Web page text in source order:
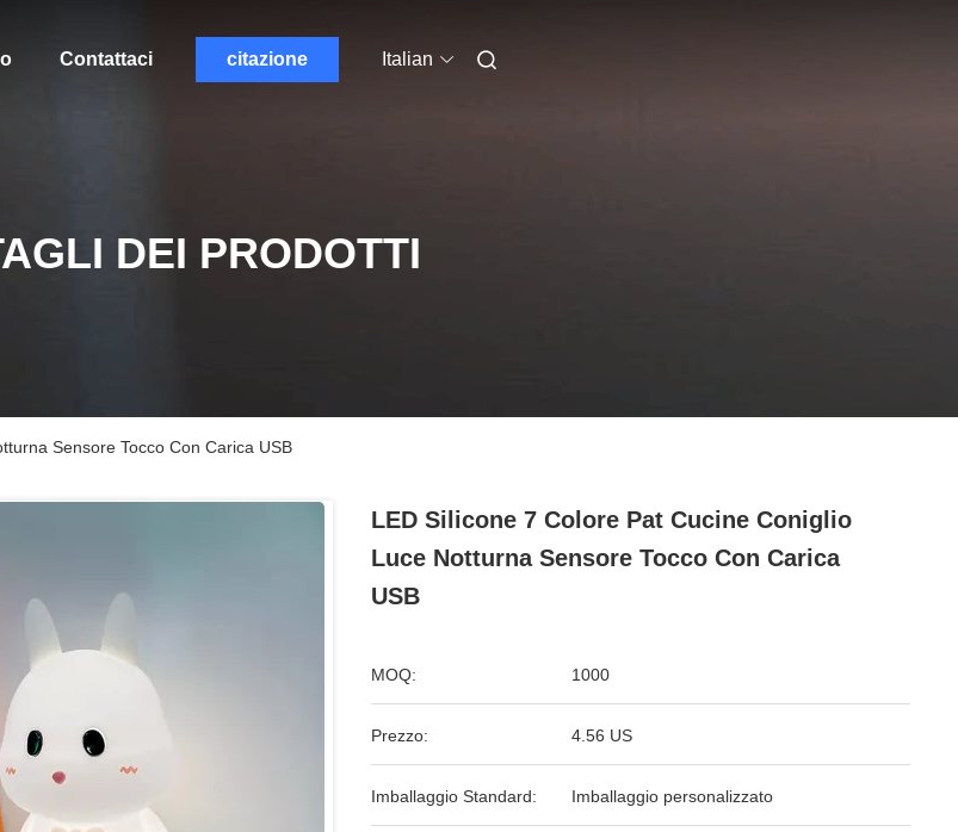
Contattaci citazione Italian
DEI PRODOTTI
Sensore Tocco Con Carica USB
LED Silicone 7 Colore Pat Cucine Coniglio
Luce Notturna Sensore Tocco Con Carica
USB
MOQ: 1000
Prezzo: 4.56 US
Imballaggio Standard: Imballaggio personalizzato